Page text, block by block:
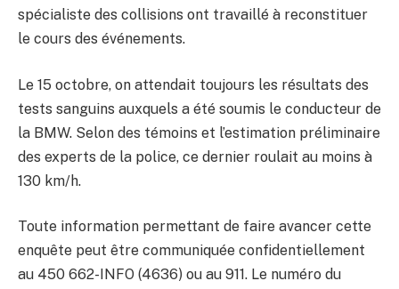
spécialiste des collisions ont travaillé à reconstituer
le cours des événements.
Le 15 octobre, on attendait toujours les résultats des
tests sanguins auxquels a été soumis le conducteur de
la BMW. Selon des témoins et l’estimation préliminaire
des experts de la police, ce dernier roulait au moins à
130 km/h.
Toute information permettant de faire avancer cette
enquête peut être communiquée confidentiellement
au 450 662-INFO (4636) ou au 911. Le numéro du